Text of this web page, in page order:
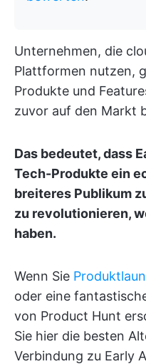
Unternehmen, die
Plattformen nutzen,
Produkte und
zuvor auf den Markt
Das bedeutet, dass
Tech-Produkte ein
breiteres Publikum
zu revolutionieren,
haben.
Wenn Sie
oder eine
von Product Hunt
Sie hier die besten
Verbindung zu Early